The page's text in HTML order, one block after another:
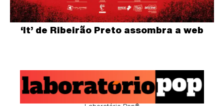
‘It’ de Ribeirão Preto assombra a web